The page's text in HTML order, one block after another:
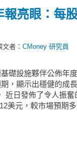
亮眼：每
文者： CMoney 研究員
礎設施夥伴公佈年
，顯示出穩健的成
近日發佈了令人振
美元，較市場預期